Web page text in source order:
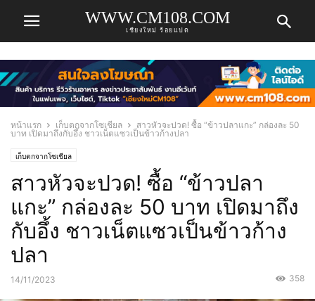
WWW.CM108.COM
เชียงใหม่ ร้อยแปด
หน้าแรก เก็บตกจากโซเชียล
สาวหัวจะปวด! ซื้อ “ข้าวปลาแกะ” กล่องละ 50
บาท เปิดมาถึงกับอึ้ง ชาวเน็ตแซวเป็นข้าวก้างปลา
เก็บตกจากโซเชียล
สาวหัวจะปวด! ซื้อ “ข้าวปลา
แกะ” กล่องละ 50 บาท เปิดมาถึง
กับอึ้ง ชาวเน็ตแซวเป็นข้าวก้าง
ปลา
14/11/2023 358